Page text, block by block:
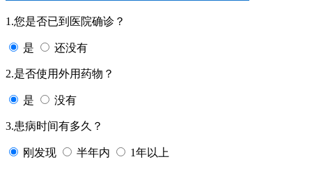
1.您是否已到医院确诊？
是 还没有
2.是否使用外用药物？
是 没有
3.患病时间有多久？
刚发现 半年内 1年以上